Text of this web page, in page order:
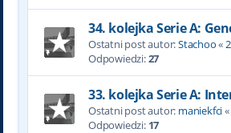
34. kolejka Serie A:
Ostatni post autor:Stachoo«
Odpowiedzi:27
33. kolejka Serie A:
Ostatni post autor: maniekfci«
Odpowiedzi: 17